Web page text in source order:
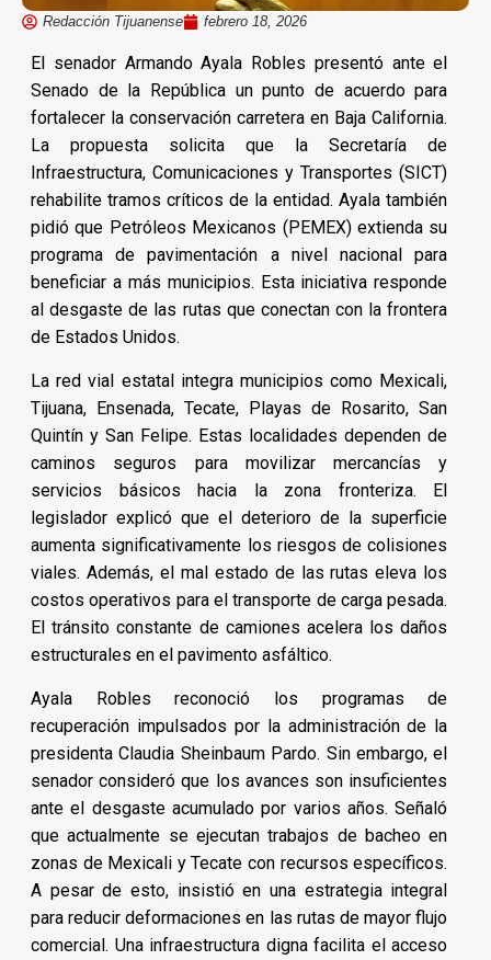
Redacción Tijuanense febrero 18, 2026
El senador Armando Ayala Robles presentó ante el
Senado de la República un punto de acuerdo para
fortalecer la conservación carretera en Baja California.
La propuesta solicita que la Secretaría de
Infraestructura, Comunicaciones y Transportes (SICT)
rehabilite tramos críticos de la entidad. Ayala también
pidió que Petróleos Mexicanos (PEMEX) extienda su
programa de pavimentación a nivel nacional para
beneficiar a más municipios. Esta iniciativa responde
al desgaste de las rutas que conectan con la frontera
de Estados Unidos.
La red vial estatal integra municipios como Mexicali,
Tijuana, Ensenada, Tecate, Playas de Rosarito, San
Quintín y San Felipe. Estas localidades dependen de
caminos seguros para movilizar mercancías y
servicios básicos hacia la zona fronteriza. El
legislador explicó que el deterioro de la superficie
aumenta significativamente los riesgos de colisiones
viales. Además, el mal estado de las rutas eleva los
costos operativos para el transporte de carga pesada.
El tránsito constante de camiones acelera los daños
estructurales en el pavimento asfáltico.
Ayala Robles reconoció los programas de
recuperación impulsados por la administración de la
presidenta Claudia Sheinbaum Pardo. Sin embargo, el
senador consideró que los avances son insuficientes
ante el desgaste acumulado por varios años. Señaló
que actualmente se ejecutan trabajos de bacheo en
zonas de Mexicali y Tecate con recursos específicos.
A pesar de esto, insistió en una estrategia integral
para reducir deformaciones en las rutas de mayor flujo
comercial. Una infraestructura digna facilita el acceso